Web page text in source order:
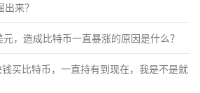
来？
，造成比特币一直暴涨的原因是什么？
买比特币，一直持有到现在，我是不是就